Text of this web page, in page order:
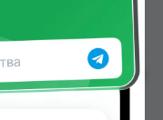
заказать в
Аслфарм №2,
№2, Нишон
TJS в Душанбе